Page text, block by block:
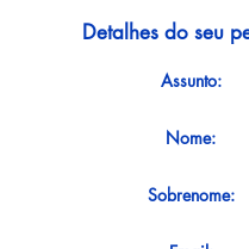
Detalhes do seu
Assunto:
Nome:
Sobrenome: